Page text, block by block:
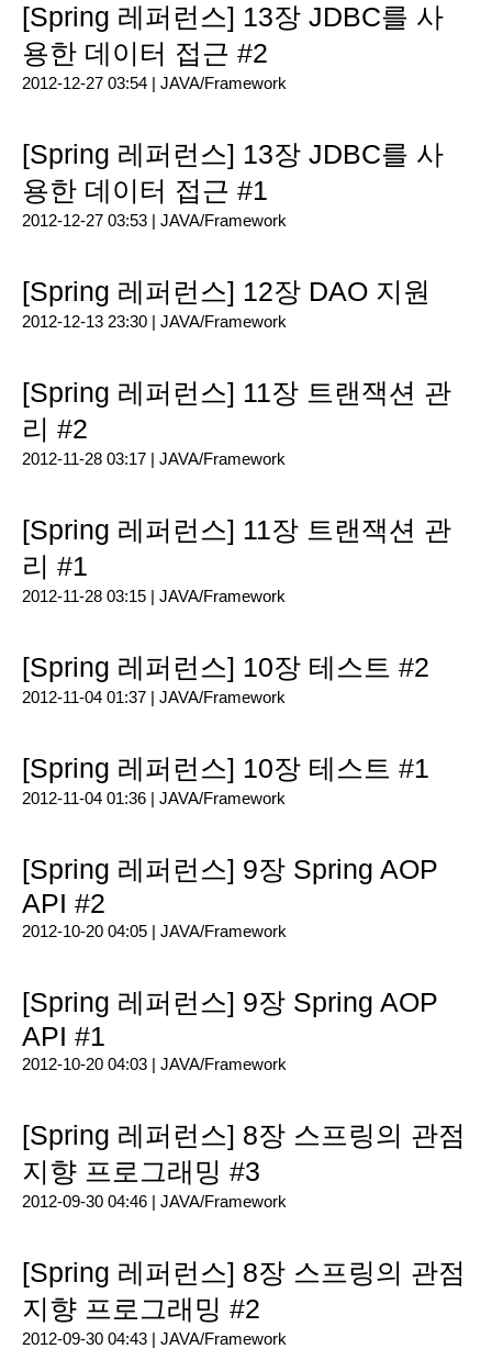
[Spring 레퍼런스] 13장 JDBC를 사
용한 데이터 접근 #2
2012-12-27 03:54 | JAVA/Framework
[Spring 레퍼런스] 13장 JDBC를 사
용한 데이터 접근 #1
2012-12-27 03:53 | JAVA/Framework
[Spring 레퍼런스] 12장 DAO 지원
2012-12-13 23:30 | JAVA/Framework
[Spring 레퍼런스] 11장 트랜잭션 관
리 #2
2012-11-28 03:17 | JAVA/Framework
[Spring 레퍼런스] 11장 트랜잭션 관
리 #1
2012-11-28 03:15 | JAVA/Framework
[Spring 레퍼런스] 10장 테스트 #2
2012-11-04 01:37 | JAVA/Framework
[Spring 레퍼런스] 10장 테스트 #1
2012-11-04 01:36 | JAVA/Framework
[Spring 레퍼런스] 9장 Spring AOP
API #2
2012-10-20 04:05 | JAVA/Framework
[Spring 레퍼런스] 9장 Spring AOP
API #1
2012-10-20 04:03 | JAVA/Framework
[Spring 레퍼런스] 8장 스프링의 관점
지향 프로그래밍 #3
2012-09-30 04:46 | JAVA/Framework
[Spring 레퍼런스] 8장 스프링의 관점
지향 프로그래밍 #2
2012-09-30 04:43 | JAVA/Framework